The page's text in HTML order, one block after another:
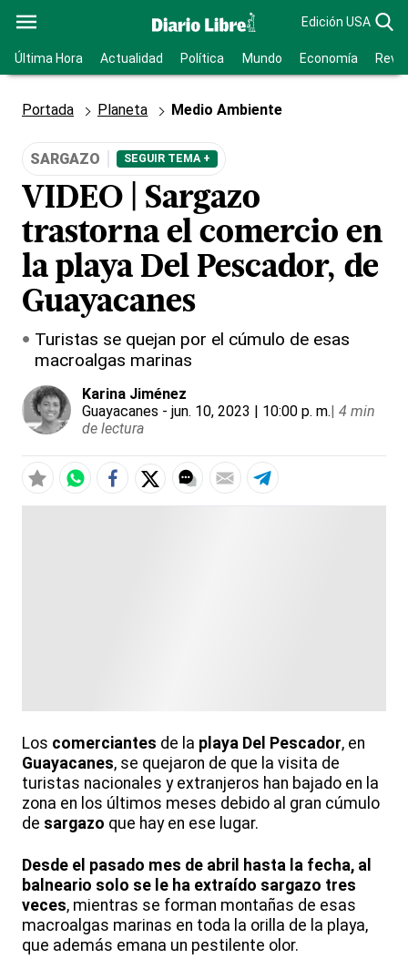
Edición USA
Última Hora Actualidad Política Mundo Economía
Portada Planeta Medio Ambiente
SARGAZO SEGUIR TEMA +
VIDEO | Sargazo
trastorna el comercio en
la playa Del Pescador, de
Guayacanes
Turistas se quejan por el cúmulo de esas
macroalgas marinas
Karina Jiménez
Guayacanes - jun. 10, 2023 | 10:00 p. m.| 4 min
de lectura
Los comerciantes de la playa Del Pescador, en
Guayacanes, se quejaron de que la visita de
turistas nacionales y extranjeros han bajado en la
zona en los últimos meses debido al gran cúmulo
de sargazo que hay en ese lugar.
Desde el pasado mes de abril hasta la fecha, al
balneario solo se le ha extraído sargazo tres
veces, mientras se forman montañas de esas
macroalgas marinas en toda la orilla de la playa,
que además emana un pestilente olor.